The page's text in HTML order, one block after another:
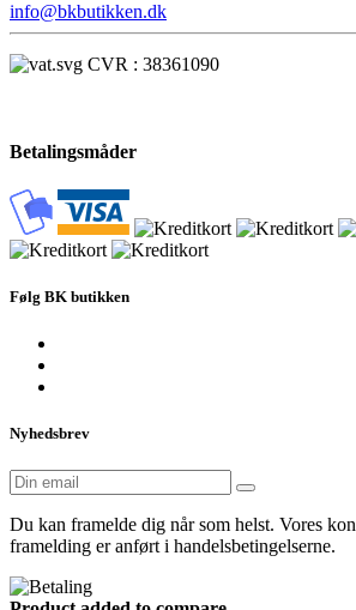
info@bkbutikken.dk
CVR : 38361090
Betalingsmåder
Følg BK butikken
Nyhedsbrev
Du kan framelde dig når som helst. Vores
framelding er anført i handelsbetingelserne.